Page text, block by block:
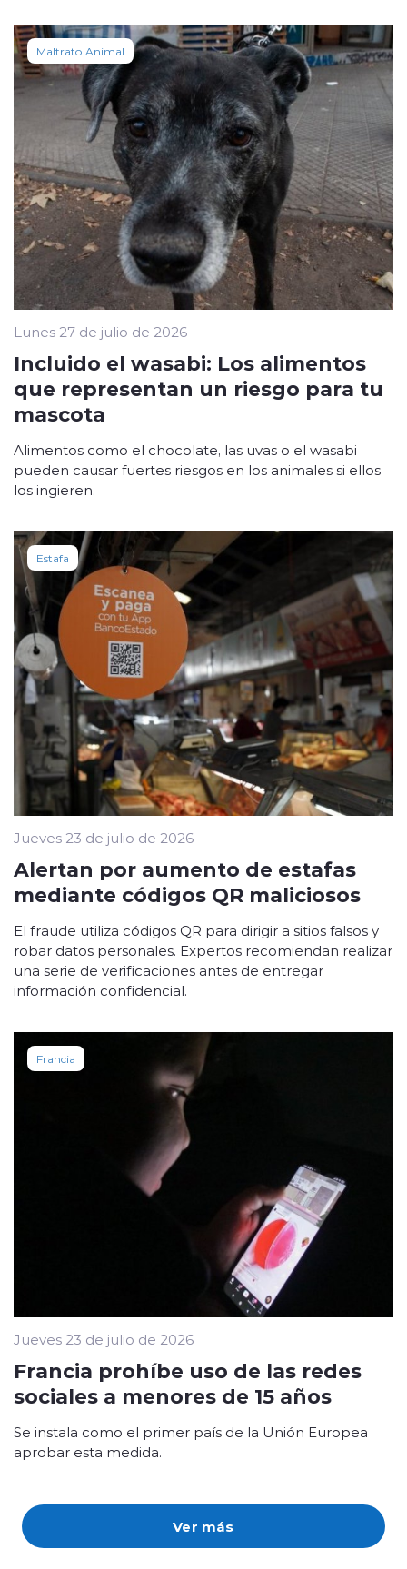
Ver más
Maltrato Animal
Lunes 27 de julio de 2026
Incluido el wasabi: Los alimentos
que representan un riesgo para tu
mascota
Alimentos como el chocolate, las uvas o el wasabi
pueden causar fuertes riesgos en los animales si ellos
los ingieren.
Estafa
Jueves 23 de julio de 2026
Alertan por aumento de estafas
mediante códigos QR maliciosos
El fraude utiliza códigos QR para dirigir a sitios falsos y
robar datos personales. Expertos recomiendan realizar
una serie de verificaciones antes de entregar
información confidencial.
Francia
Jueves 23 de julio de 2026
Francia prohíbe uso de las redes
sociales a menores de 15 años
Se instala como el primer país de la Unión Europea
aprobar esta medida.